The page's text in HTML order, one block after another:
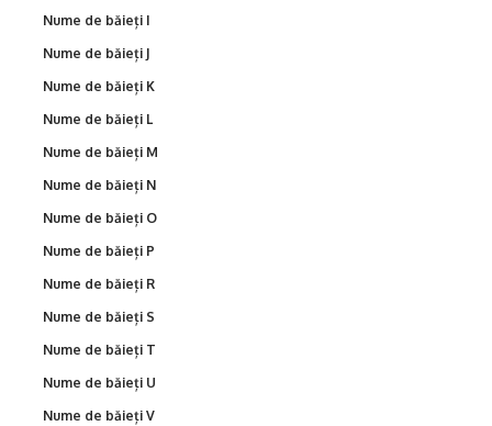
Nume de băieți I
Nume de băieți J
Nume de băieți K
Nume de băieți L
Nume de băieți M
Nume de băieți N
Nume de băieți O
Nume de băieți P
Nume de băieți R
Nume de băieți S
Nume de băieți T
Nume de băieți U
Nume de băieți V